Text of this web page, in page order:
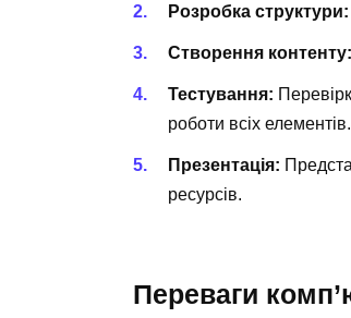
Розробка структури:
Створення контенту:
Тестування:
роботи всіх елементів.
Презентація:
ресурсів.
Переваги